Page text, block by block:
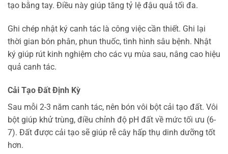
tạo bằng tay. Điều này giúp tăng tỷ lệ đậu quả tối đa.
Ghi chép nhật ký canh tác là công việc cần thiết. Ghi lại
thời gian bón phân, phun thuốc, tình hình sâu bệnh. Nhật
ký giúp rút kinh nghiệm cho các vụ mùa sau, nâng cao hiệu
quả canh tác.
Cải Tạo Đất Định Kỳ
Sau mỗi 2-3 năm canh tác, nên bón vôi bột cải tạo đất. Vôi
bột giúp khử trùng, điều chỉnh độ pH đất về mức tối ưu (6-
7). Đất được cải tạo sẽ giúp rễ cây hấp thụ dinh dưỡng tốt
hơn.